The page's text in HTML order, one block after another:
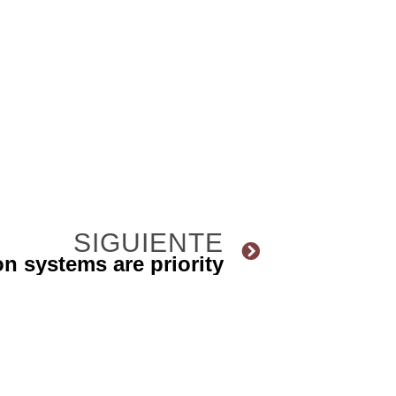
SIGUIENTE
systems are priority